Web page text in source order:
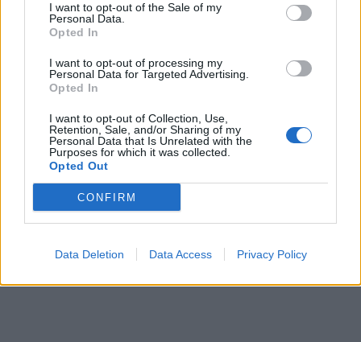
I want to opt-out of the Sale of my
Personal Data.
Opted In
I want to opt-out of processing my
Personal Data for Targeted Advertising.
Opted In
I want to opt-out of Collection, Use,
Retention, Sale, and/or Sharing of my
Personal Data that Is Unrelated with the
Purposes for which it was collected.
Opted Out
CONFIRM
Data Deletion Data Access Privacy Policy